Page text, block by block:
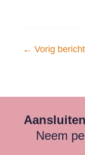
← Vorig bericht
Neem